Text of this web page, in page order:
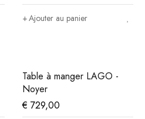
Ajouter au panier
Table à manger LAGO -
Noyer
€ 729,00